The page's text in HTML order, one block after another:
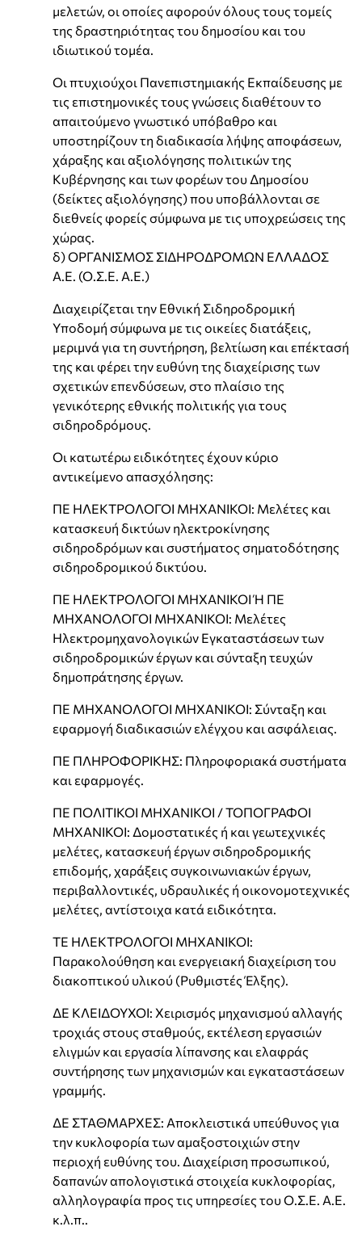
μελετών, οι οποίες αφορούν όλους τους τομείς
της δραστηριότητας του δημοσίου και του
ιδιωτικού τομέα.
Οι πτυχιούχοι Πανεπιστημιακής Εκπαίδευσης με
τις επιστημονικές τους γνώσεις διαθέτουν το
απαιτούμενο γνωστικό υπόβαθρο και
υποστηρίζουν τη διαδικασία λήψης αποφάσεων,
χάραξης και αξιολόγησης πολιτικών της
Κυβέρνησης και των φορέων του Δημοσίου
(δείκτες αξιολόγησης) που υποβάλλονται σε
διεθνείς φορείς σύμφωνα με τις υποχρεώσεις της
χώρας.
δ) ΟΡΓΑΝΙΣΜΟΣ ΣΙΔΗΡΟΔΡΟΜΩΝ ΕΛΛΑΔΟΣ
Α.Ε. (Ο.Σ.Ε. Α.Ε.)
Διαχειρίζεται την Εθνική Σιδηροδρομική
Υποδομή σύμφωνα με τις οικείες διατάξεις,
μεριμνά για τη συντήρηση, βελτίωση και επέκτασή
της και φέρει την ευθύνη της διαχείρισης των
σχετικών επενδύσεων, στο πλαίσιο της
γενικότερης εθνικής πολιτικής για τους
σιδηροδρόμους.
Οι κατωτέρω ειδικότητες έχουν κύριο
αντικείμενο απασχόλησης:
ΠΕ ΗΛΕΚΤΡΟΛΟΓΟΙ ΜΗΧΑΝΙΚΟΙ: Μελέτες και
κατασκευή δικτύων ηλεκτροκίνησης
σιδηροδρόμων και συστήματος σηματοδότησης
σιδηροδρομικού δικτύου.
ΠΕ ΗΛΕΚΤΡΟΛΟΓΟΙ ΜΗΧΑΝΙΚΟΙ Ή ΠΕ
ΜΗΧΑΝΟΛΟΓΟΙ ΜΗΧΑΝΙΚΟΙ: Μελέτες
Ηλεκτρομηχανολογικών Εγκαταστάσεων των
σιδηροδρομικών έργων και σύνταξη τευχών
δημοπράτησης έργων.
ΠΕ ΜΗΧΑΝΟΛΟΓΟΙ ΜΗΧΑΝΙΚΟΙ: Σύνταξη και
εφαρμογή διαδικασιών ελέγχου και ασφάλειας.
ΠΕ ΠΛΗΡΟΦΟΡΙΚΗΣ: Πληροφοριακά συστήματα
και εφαρμογές.
ΠΕ ΠΟΛΙΤΙΚΟΙ ΜΗΧΑΝΙΚΟΙ / ΤΟΠΟΓΡΑΦΟΙ
ΜΗΧΑΝΙΚΟΙ: Δομοστατικές ή και γεωτεχνικές
μελέτες, κατασκευή έργων σιδηροδρομικής
επιδομής, χαράξεις συγκοινωνιακών έργων,
περιβαλλοντικές, υδραυλικές ή οικονομοτεχνικές
μελέτες, αντίστοιχα κατά ειδικότητα.
ΤΕ ΗΛΕΚΤΡΟΛΟΓΟΙ ΜΗΧΑΝΙΚΟΙ:
Παρακολούθηση και ενεργειακή διαχείριση του
διακοπτικού υλικού (Ρυθμιστές Έλξης).
ΔΕ ΚΛΕΙΔΟΥΧΟΙ: Χειρισμός μηχανισμού αλλαγής
τροχιάς στους σταθμούς, εκτέλεση εργασιών
ελιγμών και εργασία λίπανσης και ελαφράς
συντήρησης των μηχανισμών και εγκαταστάσεων
γραμμής.
ΔΕ ΣΤΑΘΜΑΡΧΕΣ: Αποκλειστικά υπεύθυνος για
την κυκλοφορία των αμαξοστοιχιών στην
περιοχή ευθύνης του. Διαχείριση προσωπικού,
δαπανών απολογιστικά στοιχεία κυκλοφορίας,
αλληλογραφία προς τις υπηρεσίες του Ο.Σ.Ε. Α.Ε.
κ.λ.π..